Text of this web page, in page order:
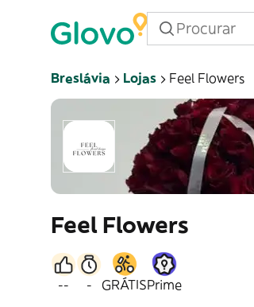
Breslávia Lojas Feel Flowers
Feel Flowers
-- - GRÁTISPrime